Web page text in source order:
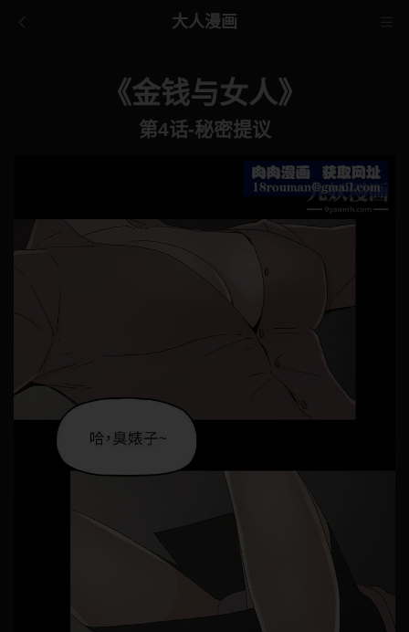
大人漫画
《金钱与女人》
第4话-秘密提议